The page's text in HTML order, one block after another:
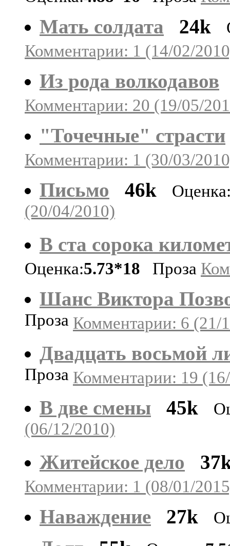
Мать солдата 24k
Комментарии: 1 (14/02/
Из рода волкодавов
Комментарии: 20 (19/05/
"Точечные" страсти
Комментарии: 1 (30/03/
Письмо 46k
(20/04/2010)
В ста сорока
Оценка:5.73*18 Проза
Шанс Виктора
Проза Комментарии: 6 (21/
Двадцать восьмой
Проза Комментарии: 19
В две смены 45k
(06/12/2010)
Житейское дело
Комментарии: 1 (08/01/
Наваждение 27k